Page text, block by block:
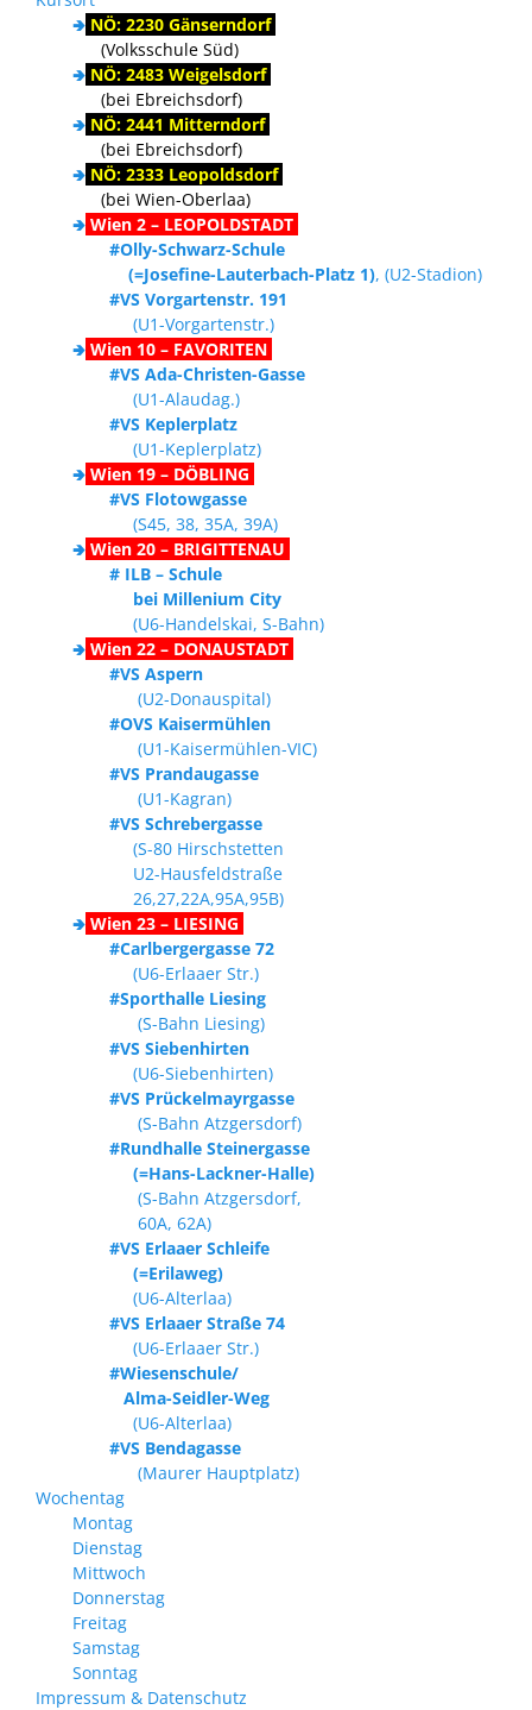
🢂 NÖ: 2230 Gänserndorf
(Volksschule Süd)
🢂 NÖ: 2483 Weigelsdorf
(bei Ebreichsdorf)
🢂 NÖ: 2441 Mitterndorf
(bei Ebreichsdorf)
🢂 NÖ: 2333 Leopoldsdorf
(bei Wien-Oberlaa)
🢂 Wien 2 – LEOPOLDSTADT
#Olly-Schwarz-Schule
(=Josefine-Lauterbach-Platz 1), (U2-Stadion)
#VS Vorgartenstr. 191
(U1-Vorgartenstr.)
🢂 Wien 10 – FAVORITEN
#VS Ada-Christen-Gasse
(U1-Alaudag.)
#VS Keplerplatz
(U1-Keplerplatz)
🢂 Wien 19 – DÖBLING
#VS Flotowgasse
(S45, 38, 35A, 39A)
🢂 Wien 20 – BRIGITTENAU
# ILB – Schule
bei Millenium City
(U6-Handelskai, S-Bahn)
🢂 Wien 22 – DONAUSTADT
#VS Aspern
(U2-Donauspital)
#OVS Kaisermühlen
(U1-Kaisermühlen-VIC)
#VS Prandaugasse
(U1-Kagran)
#VS Schrebergasse
(S-80 Hirschstetten
U2-Hausfeldstraße
26,27,22A,95A,95B)
🢂 Wien 23 – LIESING
#Carlbergergasse 72
(U6-Erlaaer Str.)
#Sporthalle Liesing
(S-Bahn Liesing)
#VS Siebenhirten
(U6-Siebenhirten)
#VS Prückelmayrgasse
(S-Bahn Atzgersdorf)
#Rundhalle Steinergasse
(=Hans-Lackner-Halle)
(S-Bahn Atzgersdorf,
60A, 62A)
#VS Erlaaer Schleife
(=Erilaweg)
(U6-Alterlaa)
#VS Erlaaer Straße 74
(U6-Erlaaer Str.)
#Wiesenschule/
Alma-Seidler-Weg
(U6-Alterlaa)
#VS Bendagasse
(Maurer Hauptplatz)
Wochentag
Montag
Dienstag
Mittwoch
Donnerstag
Freitag
Samstag
Sonntag
Impressum & Datenschutz